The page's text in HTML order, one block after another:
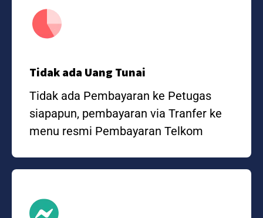
Tidak ada Uang Tunai
Tidak ada Pembayaran ke Petugas
siapapun, pembayaran via Tranfer ke
menu resmi Pembayaran Telkom